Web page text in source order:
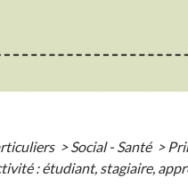
> Social - Santé >
: étudiant, stagiaire,